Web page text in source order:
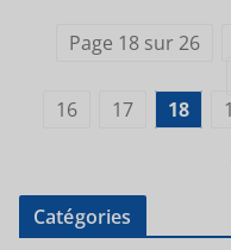
Page 18 sur 26
16
17 18
Catégories